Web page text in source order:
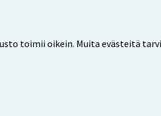
toimii oikein. Muita evästeitä